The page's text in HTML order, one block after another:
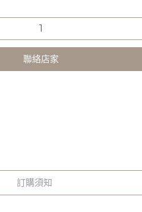
聯絡店家
訂購須知